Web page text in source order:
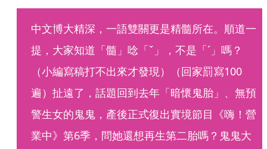
中文博大精深，一語雙關更是精髓所在。順道一
提，大家知道「髓」唸「ˇ」，不是「ˊ」嗎？
（小編寫稿打不出來才發現）（回家罰寫100
遍）扯遠了，話題回到去年「暗懷鬼胎」、無預
警生女的鬼鬼，產後正式復出實境節目《嗨！營
業中》第6季，問她還想再生第二胎嗎？鬼鬼大